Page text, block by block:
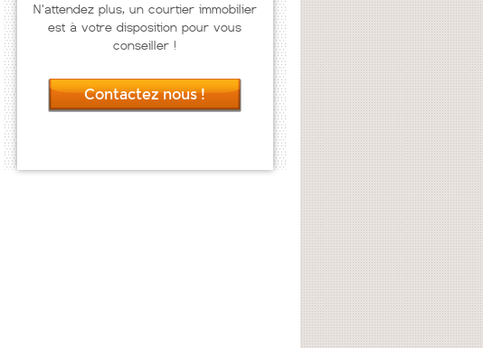
N'attendez plus, un courtier immobilier
est à votre disposition pour vous
conseiller !
Contactez nous !